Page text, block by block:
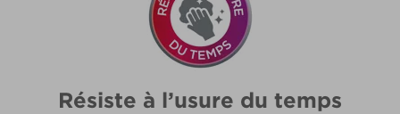
Résiste à l’usure du temps